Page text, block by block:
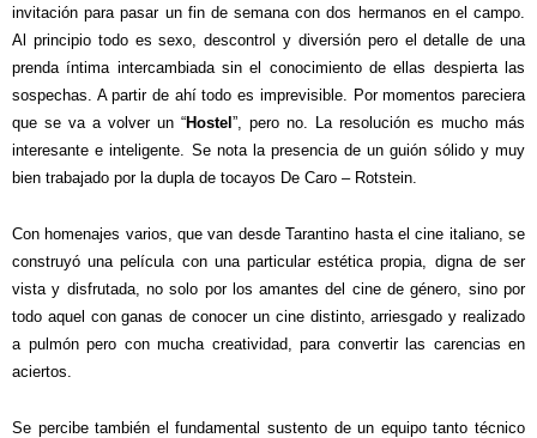
invitación para pasar un fin de semana con dos hermanos en el campo.
Al principio todo es sexo, descontrol y diversión pero el detalle de una
prenda íntima intercambiada sin el conocimiento de ellas despierta las
sospechas. A partir de ahí todo es imprevisible. Por momentos pareciera
que se va a volver un “Hostel”, pero no. La resolución es mucho más
interesante e inteligente. Se nota la presencia de un guión sólido y muy
bien trabajado por la dupla de tocayos De Caro – Rotstein.
Con homenajes varios, que van desde Tarantino hasta el cine italiano, se
construyó una película con una particular estética propia, digna de ser
vista y disfrutada, no solo por los amantes del cine de género, sino por
todo aquel con ganas de conocer un cine distinto, arriesgado y realizado
a pulmón pero con mucha creatividad, para convertir las carencias en
aciertos.
Se percibe también el fundamental sustento de un equipo tanto técnico